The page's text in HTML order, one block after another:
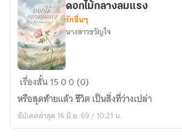
ดอกไม้
กลาง
ลม
แรง
ดอกไม้กลางลมแรง
รักอื่นๆ
นางสาวขวัญใจ
เรื่องสั้น1500 (0)
หรือสุดท้ายแล้ว ชีวิต เป็นสิ่งที่ว่างเปล่า
อัปเดตล่าสุด 16 มิ.ย. 69 / 10:21 น.